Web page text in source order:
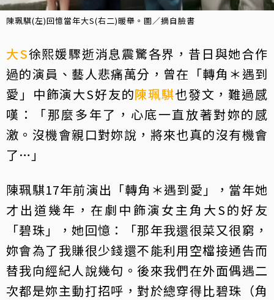
陳珮騏(左)回憶當年大S(右二)暖舉。圖／摘自臉書
大S徐熙媛驟逝消息震驚各界，昔日與她合作
過的演員、藝人悲痛萬分，曾在「轉角＊遇到
愛」中飾演大S好友的陳珮騏也發文，難過感
嘆：「那麼多年了，心底一直放著對妳的感
激。沒機會親口對妳說，將來也真的沒有機會
了…」
陳珮騏17年前演出「轉角＊遇到愛」，當年她
才出道幾年，在劇中飾演女主角大S的好友
「碧珠」，她回憶：「那年我還很菜又很窮，
妳會為了我賺很少錢還不能利用空檔接通告而
替我向經紀人說幾句。後來我們在外面偶遇二
次都是妳主動打招呼，對於總穿得比碧珠（角